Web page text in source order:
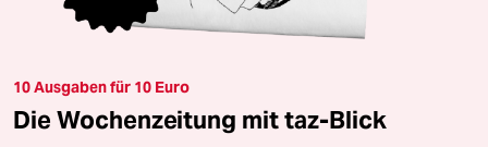
10 Ausgaben für 10 Euro
Die Wochenzeitung mit taz-Blick